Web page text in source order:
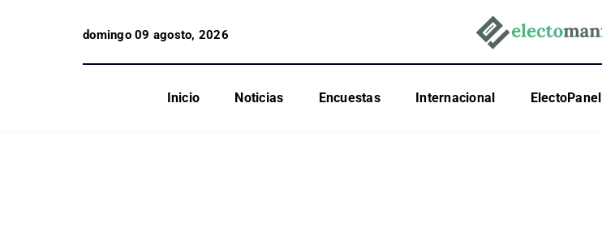
domingo 09 agosto, 2026
Inicio Noticias Encuestas Internacional ElectoPanel